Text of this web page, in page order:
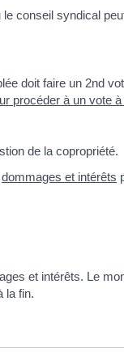
le conseil syndical
doit faire un 2nd
procéder à un vote
de la copropriété.
dommages et intérêts
et intérêts. Le
la fin.